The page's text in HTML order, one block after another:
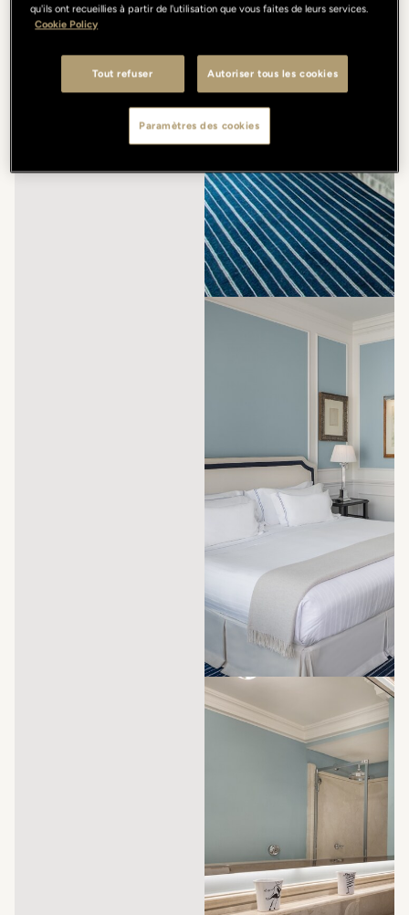
qu'ils ont recueillies à partir de l'utilisation que vous faites de leurs services.
Cookie Policy
Tout refuser Autoriser tous les cookies
Paramètres des cookies